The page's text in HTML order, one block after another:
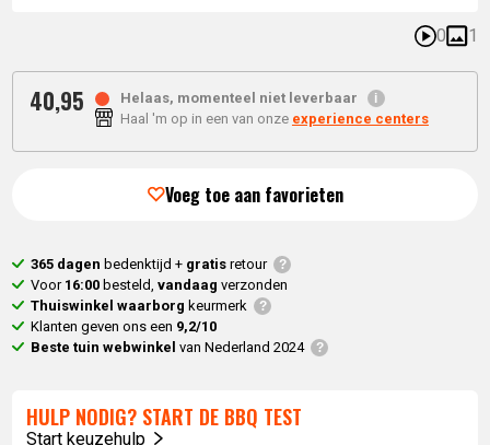
0 1
40,95
Helaas, momenteel niet leverbaar
Haal 'm op in een van onze experience centers
Voeg toe aan favorieten
365 dagen bedenktijd + gratisretour
Voor 16:00 besteld,vandaag verzonden
Thuiswinkel waarborg keurmerk
Klanten geven ons een 9,2/10
Beste tuin webwinkel van Nederland 2024
HULP NODIG? START DE BBQ TEST
Start keuzehulp